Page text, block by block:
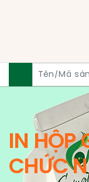
IN HỘP
CHỨC